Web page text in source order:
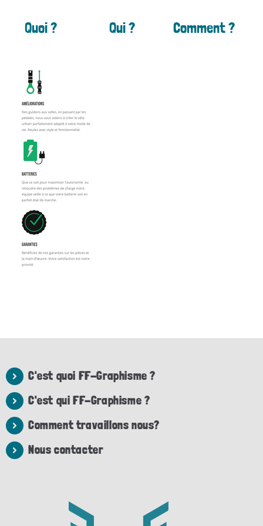
Quoi ? Qui ? Comment ?
C'est quoi FF-Graphisme ?
C'est qui FF-Graphisme ?
Comment travaillons nous?
Nous contacter